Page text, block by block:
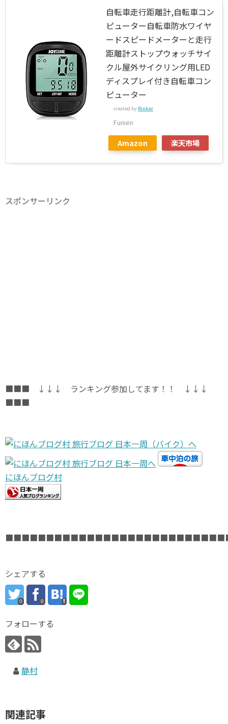
自転車走行距離計,自転車コン
ピューター自転車防水ワイヤ
ードスピードメーターと走行
距離計ストップウォッチサイ
クル屋外サイクリング用LED
ディスプレイ付き自転車コン
ピューター
created by Rinker
Funien
Amazon 楽天市場
スポンサーリンク
■■■ ↓↓↓ ランキング参加してます！！ ↓↓↓
■■■
にほんブログ村
シェアする
0 0
フォローする
静村
関連記事